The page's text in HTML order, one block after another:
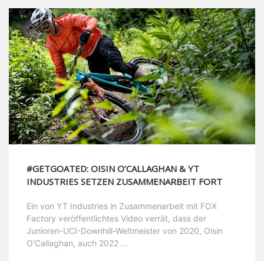
#GETGOATED: OISIN O’CALLAGHAN & YT
INDUSTRIES SETZEN ZUSAMMENARBEIT FORT
Ein von YT Industries in Zusammenarbeit mit FOX
Factory veröffentlichtes Video verrät, dass der
Junioren-UCI-Downhill-Weltmeister von 2020, Oisin
O'Callaghan, auch 2022 ...